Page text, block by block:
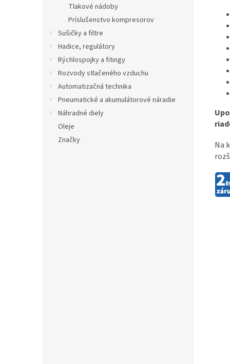
Tlakové nádoby
Príslušenstvo kompresorov
Sušičky a filtre
Hadice, regulátory
Rýchlospojky a fitingy
Rozvody stlačeného vzduchu
Automatizačná technika
Pneumatické a akumulátorové náradie
Náhradné diely
Oleje
Značky
Na